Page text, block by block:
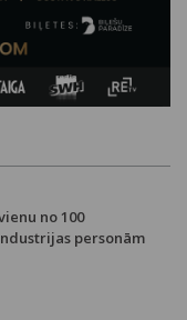
no 100
personām